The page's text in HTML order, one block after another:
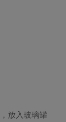
放入玻璃罐